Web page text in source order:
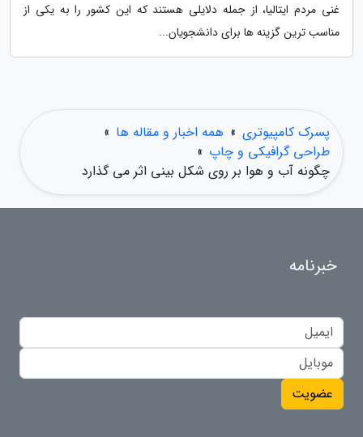
غنی مردم ایتالیا، از جمله دلایلی هستند که این کشور را به یکی از
مناسب ترین گزینه ها برای دانشجویان...
پسرک کامپیوتری » همه اخبار و مقاله ها »
طراحی گرافیکی و چاپ »
چگونه آب و هوا بر روی شکل بینی اثر می گذارد
خبرنامه
عضویت